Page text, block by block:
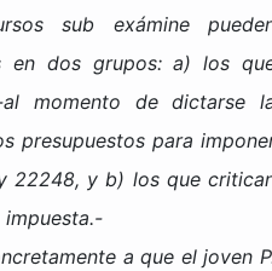
sub exámine
en dos grupos: a) los
momento de dictarse
presupuestos para
22248, y b) los que
impuesta.-
a que el joven